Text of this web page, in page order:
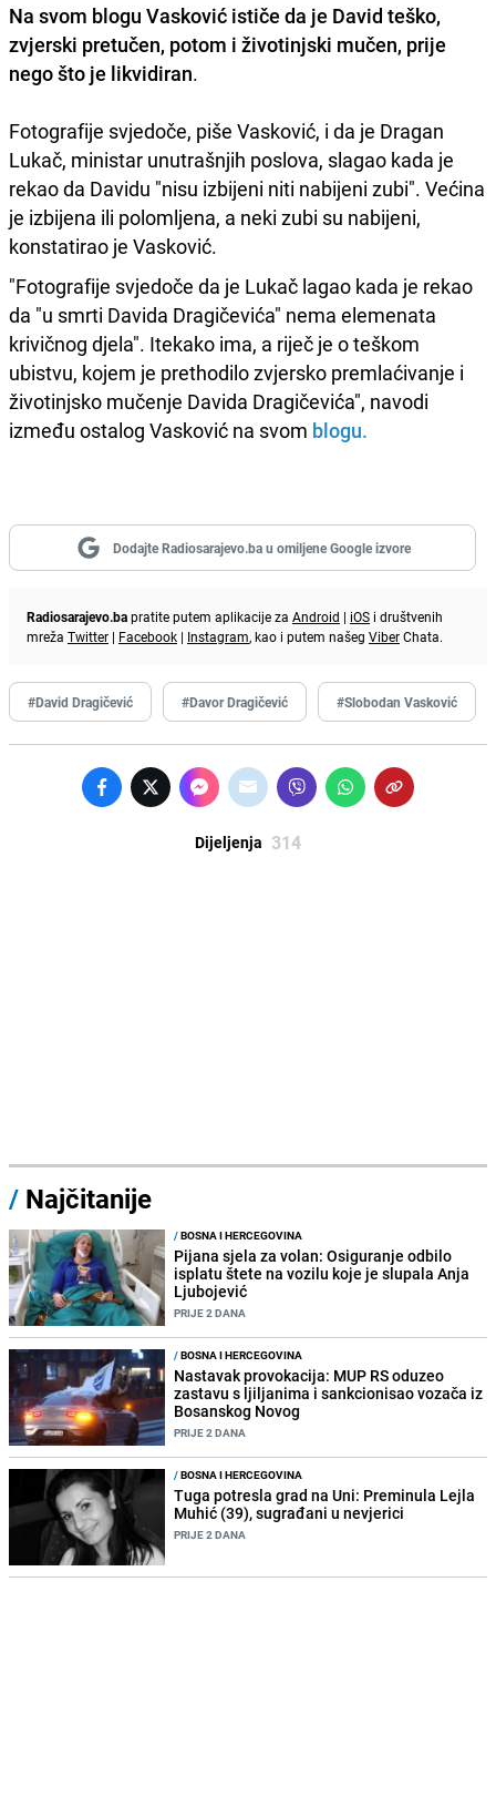
Na svom blogu Vasković ističe da je David teško,
zvjerski pretučen, potom i životinjski mučen, prije
nego što je likvidiran.
Fotografije svjedoče, piše Vasković, i da je Dragan
Lukač, ministar unutrašnjih poslova, slagao kada je
rekao da Davidu "nisu izbijeni niti nabijeni zubi". Većina
je izbijena ili polomljena, a neki zubi su nabijeni,
konstatirao je Vasković.
"Fotografije svjedoče da je Lukač lagao kada je rekao
da "u smrti Davida Dragičevića" nema elemenata
krivičnog djela". Itekako ima, a riječ je o teškom
ubistvu, kojem je prethodilo zvjersko premlaćivanje i
životinjsko mučenje Davida Dragičevića", navodi
između ostalog Vasković na svom blogu.
Dodajte Radiosarajevo.ba u omiljene Google izvore
Radiosarajevo.bapratite putem aplikacije za Android | iOS i društvenih
mreža Twitter | Facebook | Instagram, kao i putem našeg ViberChata.
#David Dragičević #Davor Dragičević #Slobodan Vasković
Dijeljenja 314
/ Najčitanije
/BOSNA I HERCEGOVINA
Pijana sjela za volan: Osiguranje odbilo
isplatu štete na vozilu koje je slupala Anja
Ljubojević
PRIJE 2 DANA
/BOSNA I HERCEGOVINA
Nastavak provokacija: MUP RS oduzeo
zastavu s ljiljanima i sankcionisao vozača iz
Bosanskog Novog
PRIJE 2 DANA
/BOSNA I HERCEGOVINA
Tuga potresla grad na Uni: Preminula Lejla
Muhić (39), sugrađani u nevjerici
PRIJE 2 DANA